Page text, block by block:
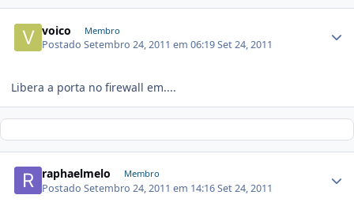
voico Membro
PostadoSetembro 24, 2011 em 06:19Set 24, 2011
Libera a porta no firewall em....
raphaelmelo Membro
PostadoSetembro 24, 2011 em 14:16Set 24, 2011